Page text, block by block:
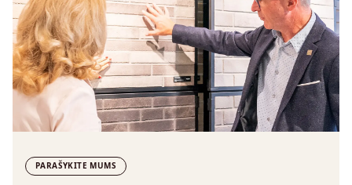
PARAŠYKITE MUMS